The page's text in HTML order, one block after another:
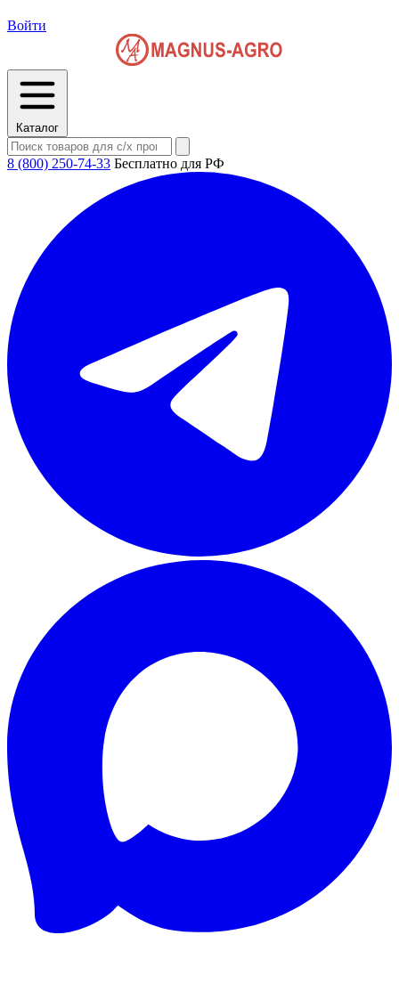
Войти
Каталог
8 (800) 250-74-33 Бесплатно для РФ